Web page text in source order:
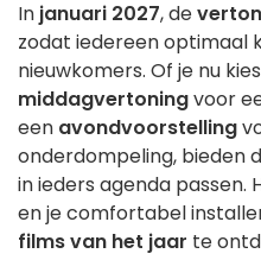
In januari 2027, de
zodat iedereen optimaal
nieuwkomers. Of je nu
middagvertoningvoor
een avondvoorstelling
onderdompeling, bieden
in ieders agenda passen.
en je comfortabel
films van het jaar te